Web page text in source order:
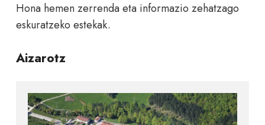
Hona hemen zerrenda eta informazio zehatzago
eskuratzeko estekak.
Aizarotz